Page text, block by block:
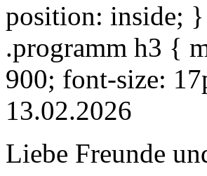
position: inside;
.programm h3 {
900; font-size:
13.02.2026
Liebe Freunde